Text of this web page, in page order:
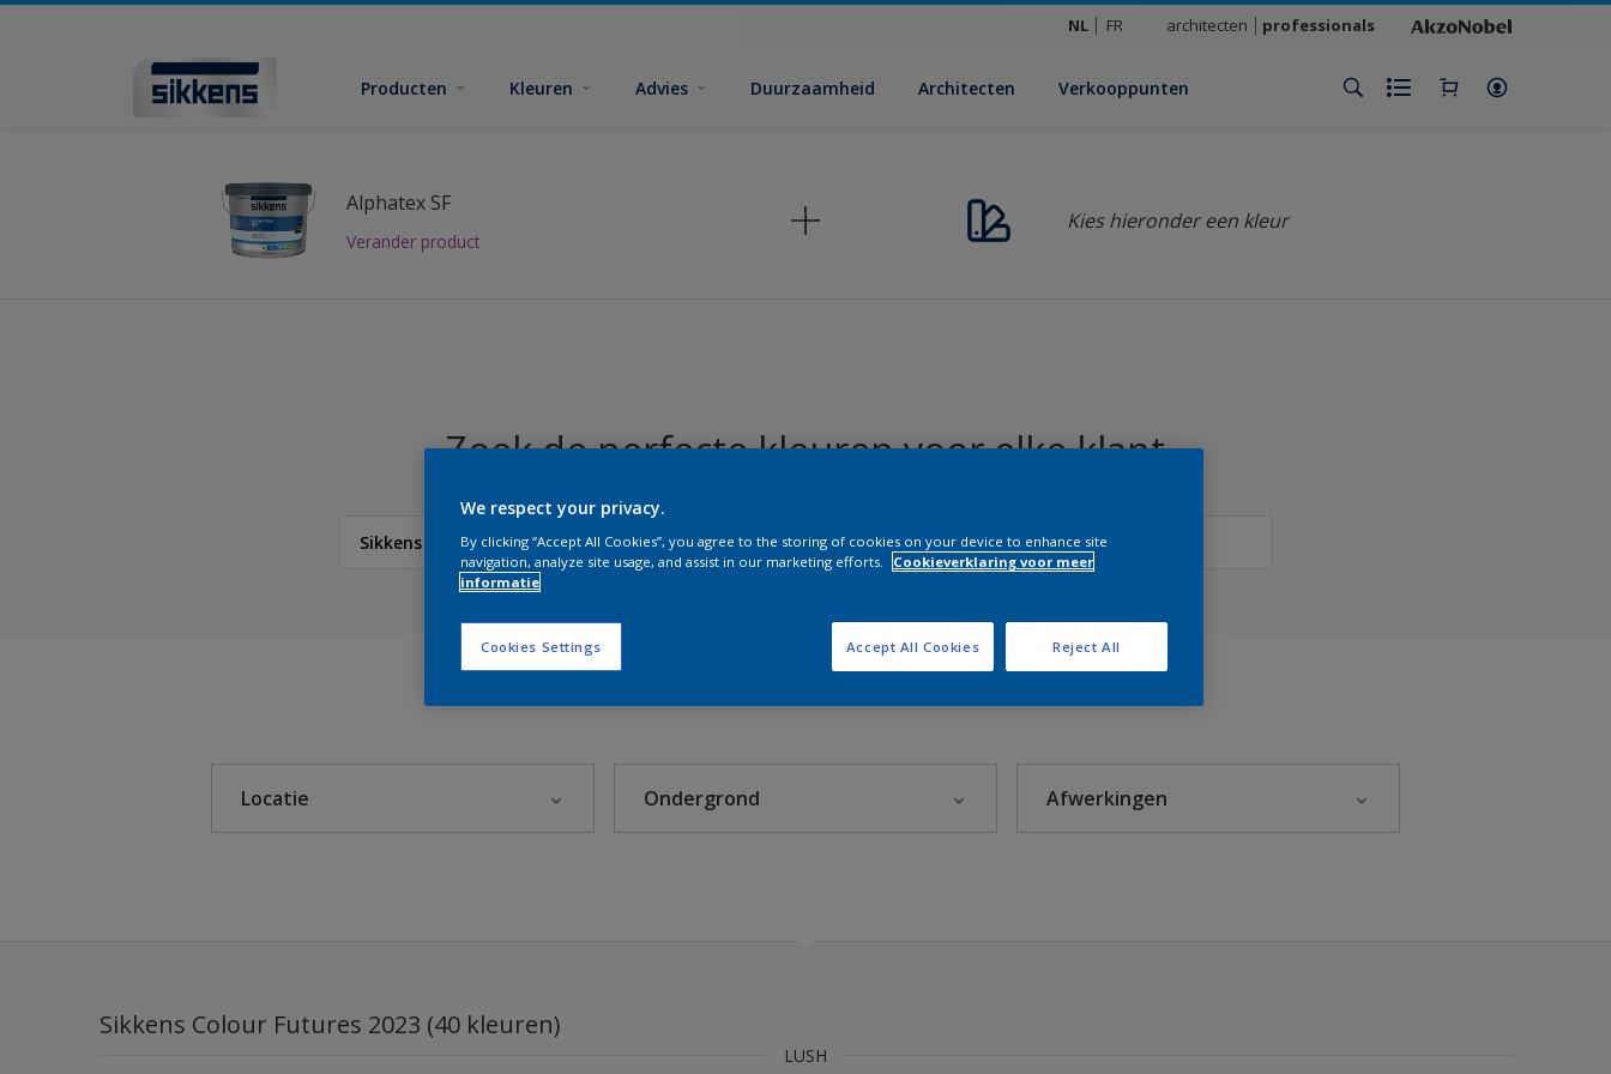
NL FR architecten professionals
Producten Kleuren Advies Duurzaamheid Architecten Verkooppunten
Alphatex SF
Verander product
Kies hieronder een kleur
Zoek de perfecte kleuren voor elke klant
Sikkens Colour Futures 2023
Sikkens Colour Futures 2025
Sikkens Colour Futures 2024
Lifestyle Colors Bohemian
Locatie Ondergrond Afwerkingen
Sikkens Colour Futures 2023 (40 kleuren)
LUSH
We respect your privacy.
By clicking “Accept All Cookies”, you agree to the storing of cookies on your device to enhance site
navigation, analyze site usage, and assist in our marketing efforts.
Cookieverklaring voor meer
informatie
Cookies Settings Reject All
Accept All Cookies